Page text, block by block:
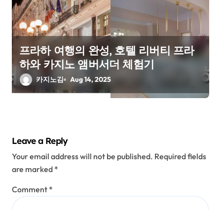
프라하 여행의 완성, 호텔 리버티 프라
하와 카지노 앰버서더 체험기
카지노김 Aug 14, 2025
Leave a Reply
Your email address will not be published. Required fields
are marked *
Comment *